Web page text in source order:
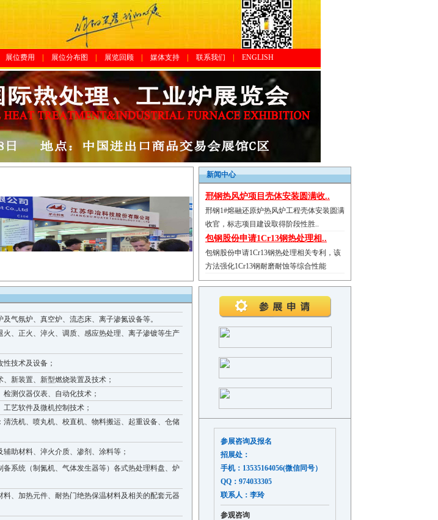
展位费用 展位分布图 展览回顾 媒体支持 联系我们 ENGLISH
1
2
3
新闻中心
邢钢热风炉项目壳体安装圆满收..
邢钢1#熔融还原炉热风炉工程壳体安装圆满
收官，标志项目建设取得阶段性胜..
包钢股份申请1Cr13钢热处理相..
包钢股份申请1Cr13钢热处理相关专利，该
方法强化1Cr13钢耐磨耐蚀等综合性能
气氛炉、真空炉、流态床、离子渗氮设备等。
火、正火、淬火、调质、感应热处理、离子渗镀等生产
技术及设备；
、新装置、新型燃烧装置及技术；
测仪器仪表、自动化技术；
艺软件及微机控制技术；
清洗机、喷丸机、校直机、物料搬运、起重设备、仓储
辅助材料、淬火介质、渗剂、涂料等；
备系统（制氮机、气体发生器等）各式热处理料盘、炉
料、加热元件、耐热门绝热保温材料及相关的配套元器
参展咨询及报名
招展处：
手机：13535164056(微信同号）
QQ：974033305
联系人：李玲
参观咨询